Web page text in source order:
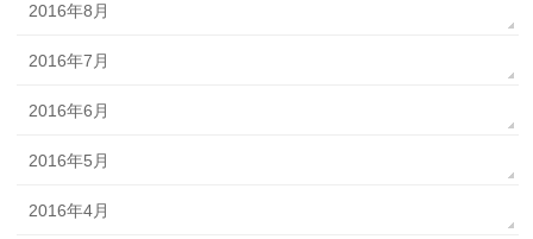
2016年8月
2016年7月
2016年6月
2016年5月
2016年4月